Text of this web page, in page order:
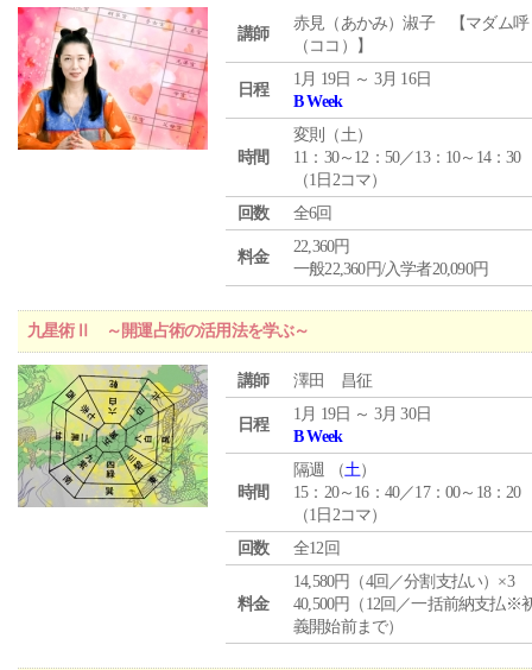
講師
赤見（あかみ）淑子 【マダム呼
（ココ）】
日程
1月 19日 ～ 3月 16日
B Week
時間
変則（土）
11：30～12：50／13：10～14：30
（1日2コマ）
回数
全6回
料金
22,360円
一般22,360円/入学者20,090円
九星術Ⅱ ～開運占術の活用法を学ぶ～
講師 澤田 昌征
日程
1月 19日 ～ 3月 30日
B Week
時間
隔週 （土）
15：20～16：40／17：00～18：20
（1日2コマ）
回数
全12回
料金
14,580円（4回／分割支払い）×3
40,500円（12回／一括前納支払※
義開始前まで）